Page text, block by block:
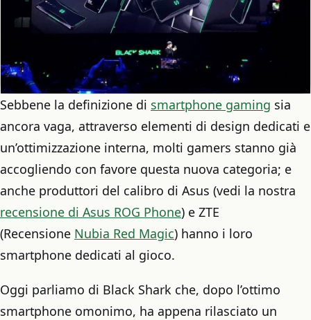
Sebbene la definizione di smartphone gaming sia
ancora vaga, attraverso elementi di design dedicati e
un’ottimizzazione interna, molti gamers stanno già
accogliendo con favore questa nuova categoria; e
anche produttori del calibro di Asus (vedi la nostra
recensione di Asus ROG Phone) e ZTE
(Recensione Nubia Red Magic) hanno i loro
smartphone dedicati al gioco.
Oggi parliamo di Black Shark che, dopo l’ottimo
smartphone omonimo, ha appena rilasciato un